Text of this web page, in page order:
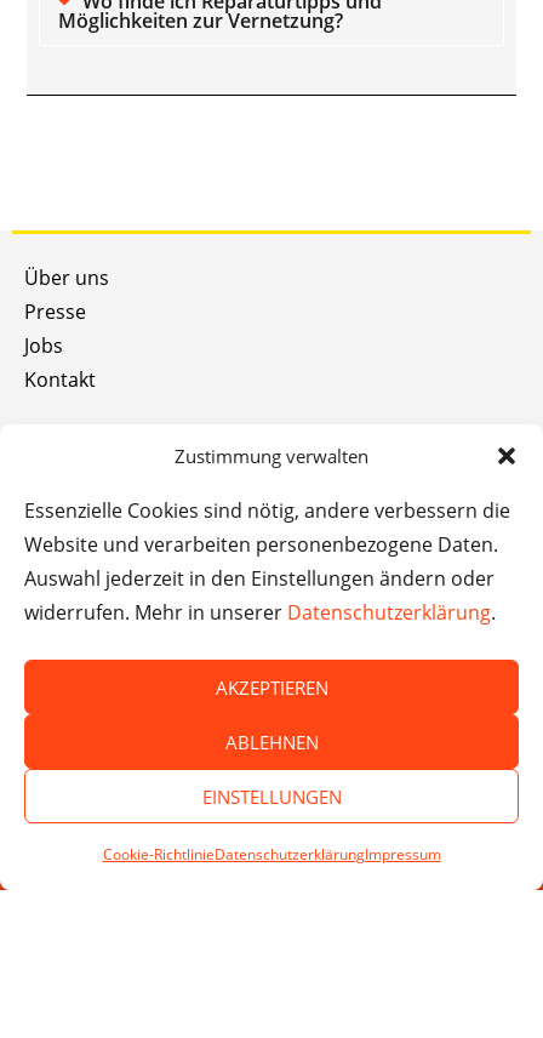
Zustimmung verwalten
Essenzielle Cookies sind nötig, andere verbessern die
Website und verarbeiten personenbezogene Daten.
Auswahl jederzeit in den Einstellungen ändern oder
widerrufen. Mehr in unserer Datenschutzerklärung.
AKZEPTIEREN
ABLEHNEN
EINSTELLUNGEN
Cookie-RichtlinieDatenschutzerklärungImpressum
Möglichkeiten zur Vernetzung?
SPENDEN
Über uns
Presse
Jobs
Kontakt
Impressum
Newsletter
Diese Seite ist durch reCAPTCHA geschützt und es gelten die
Datenschutzerklärung
ANMELDEN